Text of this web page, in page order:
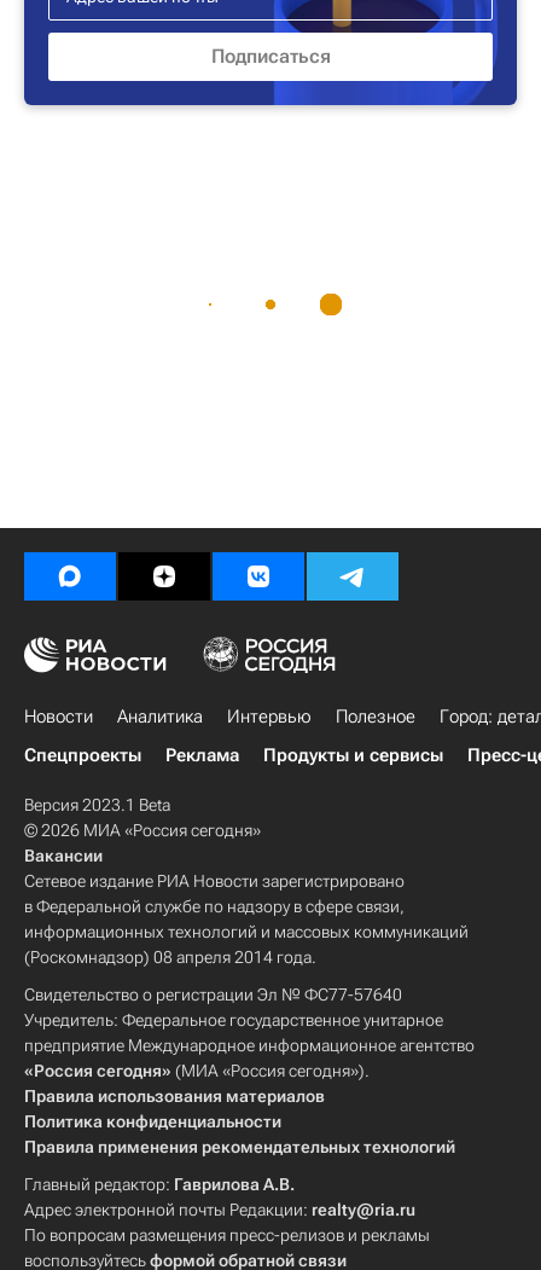
Новости Аналитика Интервью Полезное
Город:
Спецпроекты
Реклама Продукты и сервисы Пресс-
Версия 2023.1 Beta
© 2026 МИА «Россия сегодня»
Вакансии
Сетевое издание РИА Новости зарегистрировано
в Федеральной службе по надзору в сфере связи,
информационных технологий и массовых коммуникаций
(Роскомнадзор) 08 апреля 2014 года.
Свидетельство о регистрации Эл № ФС77-57640
Учредитель: Федеральное государственное унитарное
предприятие Международное информационное агентство
«Россия сегодня» (МИА «Россия сегодня»).
Правила использования материалов
Политика конфиденциальности
Правила применения рекомендательных технологий
Главный редактор: Гаврилова А.В.
Адрес электронной почты Редакции: realty@ria.ru
По вопросам размещения пресс-релизов и рекламы
воспользуйтесьформой обратной связи